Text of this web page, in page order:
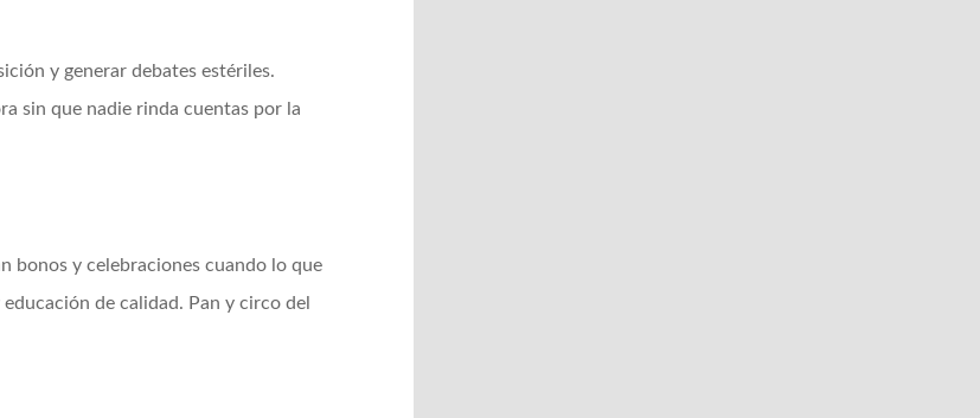
y generar debates estériles.
sin que nadie rinda cuentas por la
bonos y celebraciones cuando lo que
de calidad. Pan y circo del